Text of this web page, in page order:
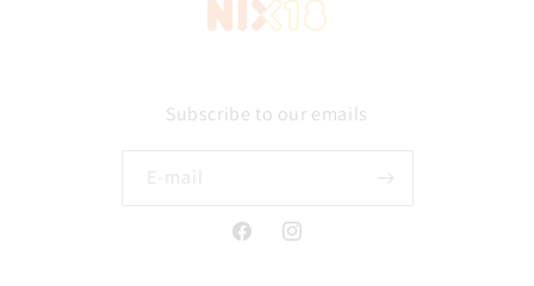
Subscribe to our emails
E‑mail
FacebookInstagram